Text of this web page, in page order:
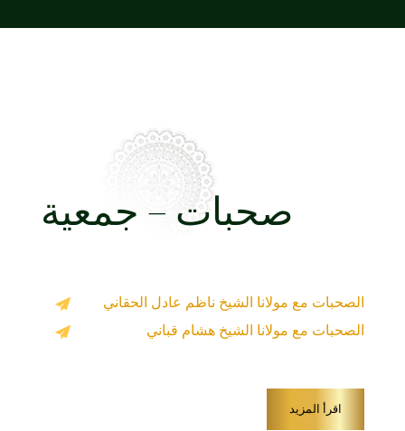
صحبات – جمعية
الصحبات مع مولانا الشيخ ناظم عادل الحقاني
الصحبات مع مولانا الشيخ هشام قباني
اقرأ المزيد